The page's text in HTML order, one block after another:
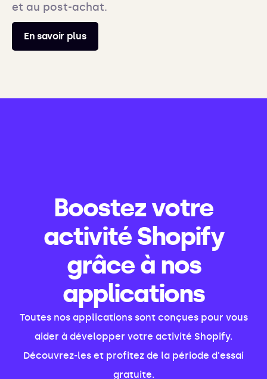
et au post-achat.
En savoir plus
Boostez votre
activité Shopify
grâce à nos
applications
Toutes nos applications sont conçues pour vous
aider à développer votre activité Shopify.
Découvrez-les et profitez de la période d'essai
gratuite.